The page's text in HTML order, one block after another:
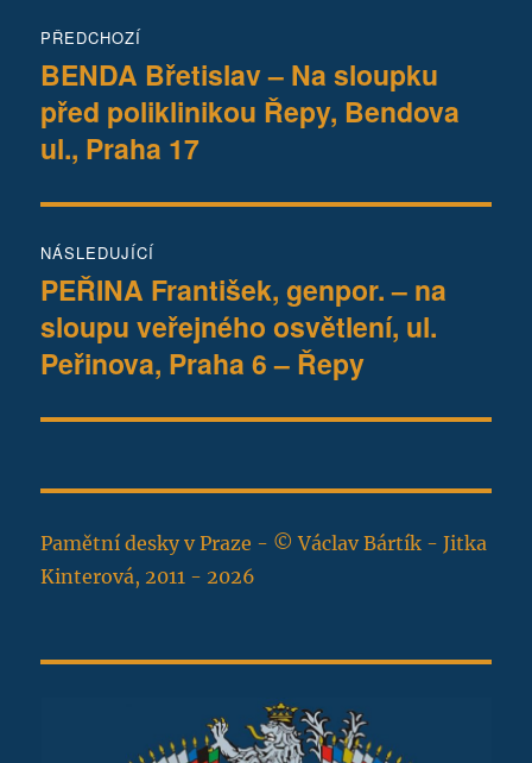
pro
příspěvek
PŘEDCHOZÍ
Předchozí
příspěvek:
BENDA Břetislav – Na sloupku
před poliklinikou Řepy, Bendova
ul., Praha 17
NÁSLEDUJÍCÍ
Následující
příspěvek:
PEŘINA František, genpor. – na
sloupu veřejného osvětlení, ul.
Peřinova, Praha 6 – Řepy
Pamětní desky v Praze - © Václav Bártík - Jitka
Kinterová, 2011 - 2026